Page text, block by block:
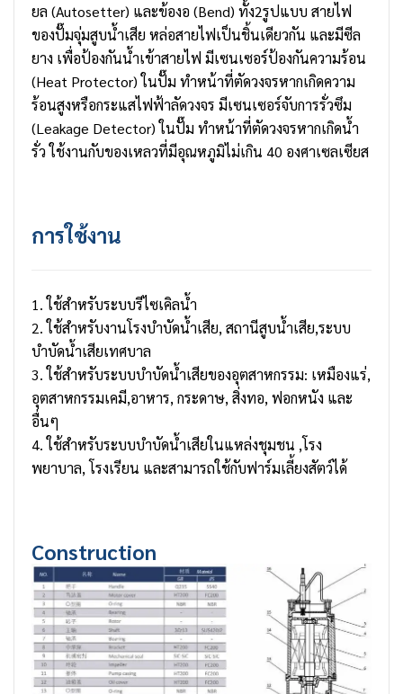
ยล (Autosetter) และข้องอ (Bend) ทั้ง2รูปแบบ สายไฟ
ของปั๊มจุ่มสูบน้ำเสีย หล่อสายไฟเป็นชิ้นเดียวกัน และมีซีล
ยาง เพื่อป้องกันน้ำเข้าสายไฟ มีเซนเซอร์ป้องกันความร้อน
(Heat Protector) ในปั๊ม ทำหน้าที่ตัดวงจรหากเกิดความ
ร้อนสูงหรือกระแสไฟฟ้าลัดวงจร มีเซนเซอร์จับการรั่วซึม
(Leakage Detector) ในปั๊ม ทำหน้าที่ตัดวงจรหากเกิดน้ำ
รั่ว ใช้งานกับของเหลวที่มีอุณหภูมิไม่เกิน 40 องศาเซลเซียส
การใช้งาน
1. ใช้สำหรับระบบรีไซเคิลน้ำ
2. ใช้สำหรับงานโรงบำบัดน้ำเสีย, สถานีสูบน้ำเสีย,ระบบ
บำบัดน้ำเสียเทศบาล
3. ใช้สำหรับระบบบำบัดน้ำเสียของอุตสาหกรรม: เหมืองแร่,
อุตสาหกรรมเคมี,อาหาร, กระดาษ, สิ่งทอ, ฟอกหนัง และ
อื่นๆ
4. ใช้สำหรับระบบบำบัดน้ำเสียในแหล่งชุมชน ,โรง
พยาบาล, โรงเรียน และสามารถใช้กับฟาร์มเลี้ยงสัตว์ได้
Construction